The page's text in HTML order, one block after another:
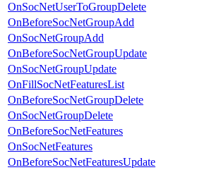
OnSocNetUserToGroupDelete
OnBeforeSocNetGroupAdd
OnSocNetGroupAdd
OnBeforeSocNetGroupUpdate
OnSocNetGroupUpdate
OnFillSocNetFeaturesList
OnBeforeSocNetGroupDelete
OnSocNetGroupDelete
OnBeforeSocNetFeatures
OnSocNetFeatures
OnBeforeSocNetFeaturesUpdate